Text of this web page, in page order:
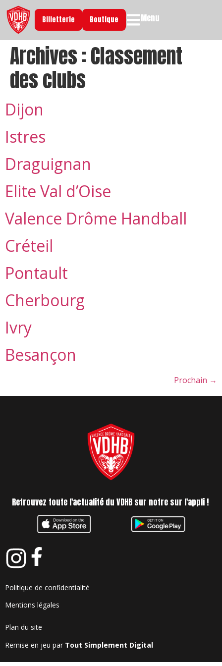
Billetterie Boutique Menu
Archives :Classement
des clubs
Dijon
Istres
Draguignan
Elite Val d’Oise
Valence Drôme Handball
Créteil
Pontault
Cherbourg
Ivry
Besançon
Prochain →
Retrouvez toute l'actualité du VDHB sur notre sur l'appli !
Politique de confidentialité
Mentions légales
Plan du site
Remise en jeu par Tout Simplement Digital